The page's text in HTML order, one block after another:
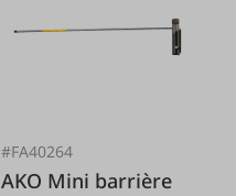
#FA40264
AKO Mini barrière